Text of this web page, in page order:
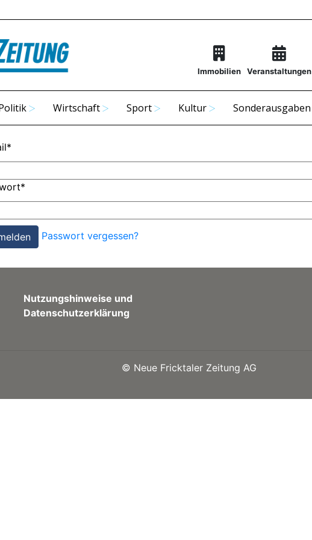
Immobilien Veranstaltungen
Wirtschaft Sport Kultur Sonderausgaben
*
*
Passwort vergessen?
Nutzungshinweise und
Datenschutzerklärung
© Neue Fricktaler Zeitung AG